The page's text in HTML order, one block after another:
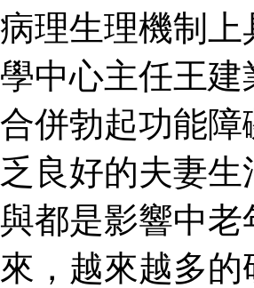
病理生理機制
學中心主任王
合併勃起功能
乏良好的夫妻
與都是影響中
來，越來越多